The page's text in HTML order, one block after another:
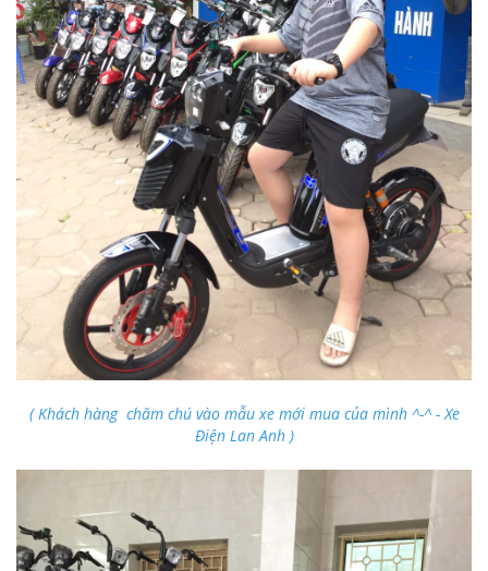
( Khách hàng chăm chú vào mẫu xe mới mua của mình ^-^ - Xe
Điện Lan Anh )